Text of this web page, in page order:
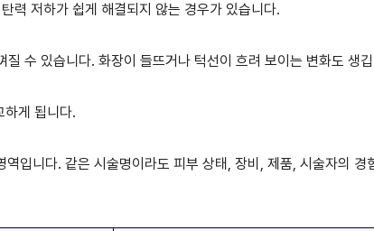
력 저하가 쉽게 해결되지 않는 경우가 있습니다.
수 있습니다. 화장이 들뜨거나 턱선이 흐려 보이는 변화도 생
하게 됩니다.
입니다. 같은 시술명이라도 피부 상태, 장비, 제품, 시술자의 경